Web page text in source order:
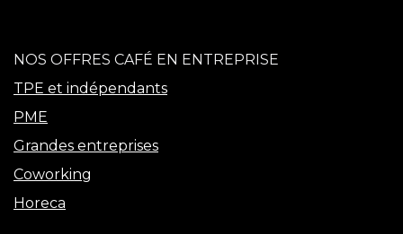
NOS OFFRES CAFÉ EN ENTREPRISE
TPE et indépendants
PME
Grandes entreprises
Coworking
Horeca